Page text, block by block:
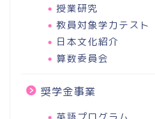
授業研究
教員対象学力テスト
日本文化紹介
算数委員会
奨学金事業